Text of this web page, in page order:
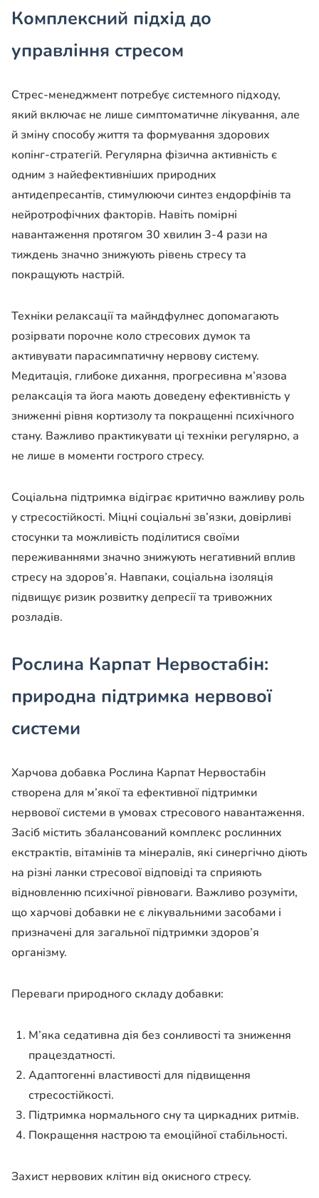
Комплексний підхід до
управління стресом
Стрес-менеджмент потребує системного підходу,
який включає не лише симптоматичне лікування, але
й зміну способу життя та формування здорових
копінг-стратегій. Регулярна фізична активність є
одним з найефективніших природних
антидепресантів, стимулюючи синтез ендорфінів та
нейротрофічних факторів. Навіть помірні
навантаження протягом 30 хвилин 3-4 рази на
тиждень значно знижують рівень стресу та
покращують настрій.
Техніки релаксації та майндфулнес допомагають
розірвати порочне коло стресових думок та
активувати парасимпатичну нервову систему.
Медитація, глибоке дихання, прогресивна м’язова
релаксація та йога мають доведену ефективність у
зниженні рівня кортизолу та покращенні психічного
стану. Важливо практикувати ці техніки регулярно, а
не лише в моменти гострого стресу.
Соціальна підтримка відіграє критично важливу роль
у стресостійкості. Міцні соціальні зв’язки, довірливі
стосунки та можливість поділитися своїми
переживаннями значно знижують негативний вплив
стресу на здоров’я. Навпаки, соціальна ізоляція
підвищує ризик розвитку депресії та тривожних
розладів.
Рослина Карпат Нервостабін:
природна підтримка нервової
системи
Харчова добавка Рослина Карпат Нервостабін
створена для м’якої та ефективної підтримки
нервової системи в умовах стресового навантаження.
Засіб містить збалансований комплекс рослинних
екстрактів, вітамінів та мінералів, які синергічно діють
на різні ланки стресової відповіді та сприяють
відновленню психічної рівноваги. Важливо розуміти,
що харчові добавки не є лікувальними засобами і
призначені для загальної підтримки здоров’я
організму.
Переваги природного складу добавки:
М’яка седативна дія без сонливості та зниження
працездатності.
Адаптогенні властивості для підвищення
стресостійкості.
Підтримка нормального сну та циркадних ритмів.
Покращення настрою та емоційної стабільності.
Захист нервових клітин від окисного стресу.